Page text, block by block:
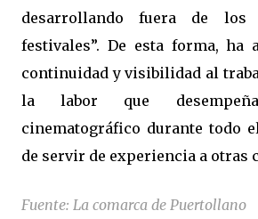
desarrollando fuera de
festivales”. De esta forma, ha
continuidad y visibilidad al
la labor que
cinematográfico durante todo
de servir de experiencia a otras
Fuente: La comarca de Puertollano